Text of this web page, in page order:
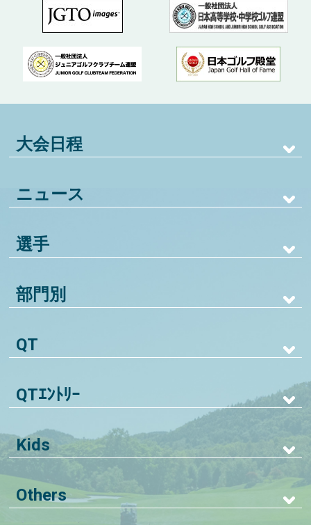
大会日程
ニュース
選手
部門別
QT
QTｴﾝﾄﾘｰ
Kids
Others